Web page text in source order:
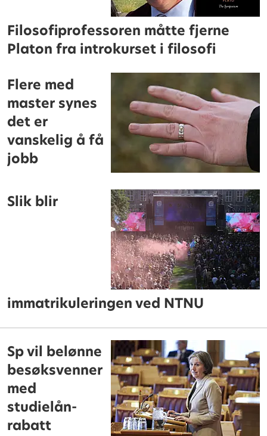
Filosofiprofessoren måtte fjerne
Platon fra introkurset i filosofi
Flere med
master synes
det er
vanskelig å få
jobb
Slik blir
immatrikuleringen ved NTNU
Sp vil belønne
besøksvenner
med
studielån-
rabatt